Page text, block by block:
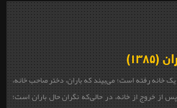
خانه ‌رفته است؛ می‌بیند که باران، دختر صاحب خانه،
از خروج از خانه، در‌ حالی‌که نگران حال باران است؛